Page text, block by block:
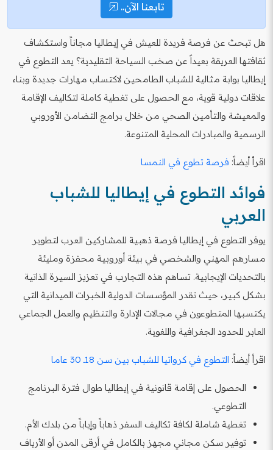
تابعنا الآن..
هل تبحث عن فرصة فريدة للعيش في إيطاليا مجاناً واستكشاف
ثقافتها العريقة بعيداً عن صخب السياحة التقليدية؟ يعد التطوع في
إيطاليا بوابة مثالية للشباب الطامحين لاكتساب مهارات جديدة وبناء
علاقات دولية قوية، مع الحصول على تغطية كاملة لتكاليف الإقامة
والمعيشة والتأمين الصحي من خلال برامج التضامن الأوروبي
الرسمية والمبادرات المحلية المتنوعة.
اقرأ أيضاً: فرصة تطوع في النمسا
فوائد التطوع في إيطاليا للشباب
العربي
يوفر التطوع في إيطاليا فرصة ذهبية للمشاركين العرب لتطوير
مسارهم المهني والشخصي في بيئة أوروبية محفزة ومليئة
بالتحديات الإيجابية. تساهم هذه التجارب في تعزيز السيرة الذاتية
بشكل كبير، حيث تقدر المؤسسات الدولية الخبرات الميدانية التي
يكتسبها المتطوعون في مجالات الإدارة والتنظيم والعمل الجماعي
العابر للحدود الجغرافية واللغوية.
اقرأ أيضاً: التطوع في كرواتيا للشباب بين سن 18ـ 30 عاما
الحصول على إقامة قانونية في إيطاليا طوال فترة البرنامج
التطوعي.
تغطية شاملة لكافة تكاليف السفر ذهاباً وإياباً من بلدك الأم.
توفير سكن مجاني مجهز بالكامل في أرقى المدن أو الأرياف